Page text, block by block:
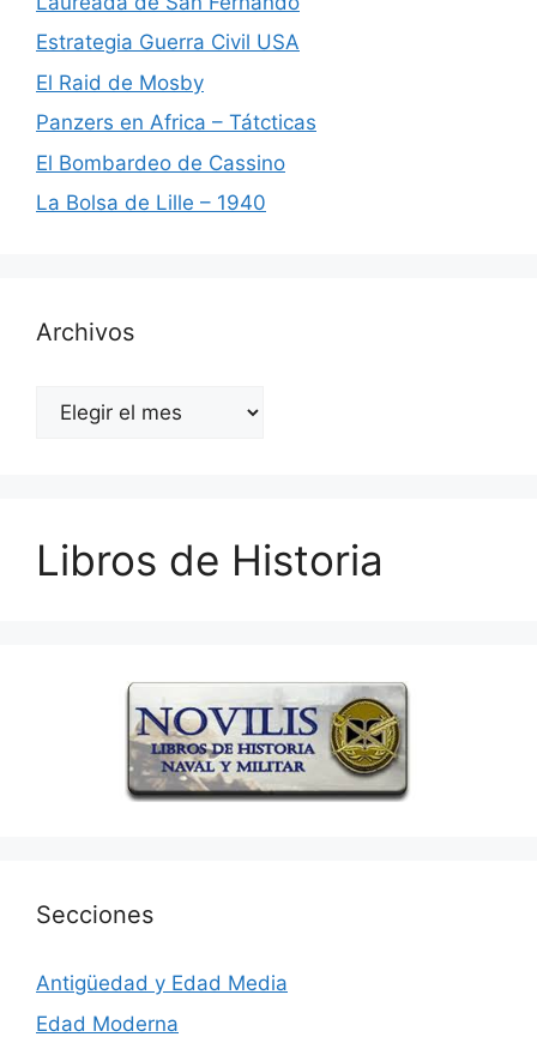
Estrategia Guerra Civil USA
El Raid de Mosby
Panzers en Africa – Tátcticas
El Bombardeo de Cassino
La Bolsa de Lille – 1940
Archivos
Archivos
Libros de Historia
Secciones
Antigüedad y Edad Media
Edad Moderna